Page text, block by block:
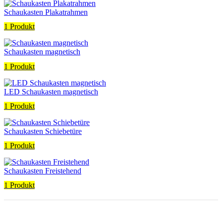
Schaukasten Plakatrahmen
1 Produkt
Schaukasten magnetisch
1 Produkt
LED Schaukasten magnetisch
1 Produkt
Schaukasten Schiebetüre
1 Produkt
Schaukasten Freistehend
1 Produkt